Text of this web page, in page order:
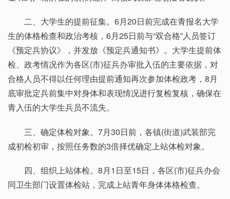
二、大学生的提前征集。6月20日前完成在青报名大学
生的体格检查和政治考核，6月25日前与“双合格”人员签订
《预定兵协议》，并发放《预定兵通知书》。大学生提前体
检、政考情况作为各区(市)征兵办审批入伍的主要依据，对
合格人员不得以任何理由提前通知再次参加体检政考，8月
底审批定兵前集中对身体和表现情况进行复检复核，确保在
青入伍的大学生兵员不流失。
三、确定体检对象。7月30日前，各镇(街道)武装部完
成初检初审，按照任务数的3倍择优确定上站体检对象。
四、组织上站体检。8月1日至15日，各区(市)征兵办会
同卫生部门设置体检站，完成上站青年身体体格检查。